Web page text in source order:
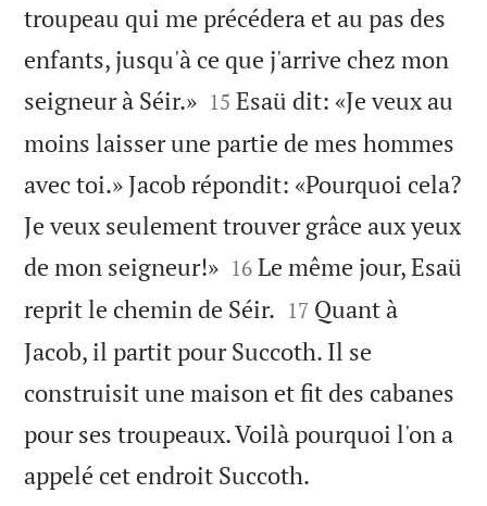
troupeau qui me précédera et au pas des
enfants, jusqu'à ce que j'arrive chez mon
seigneur à Séir.»
15 Esaü dit: «Je veux au
moins laisser une partie de mes hommes
avec toi.» Jacob répondit: «Pourquoi cela?
Je veux seulement trouver grâce aux yeux
de mon seigneur!»
16 Le même jour, Esaü
reprit le chemin de Séir. 

17 Quant à
Jacob, il partit pour Succoth. Il se
construisit une maison et fit des cabanes
pour ses troupeaux. Voilà pourquoi l'on a
appelé cet endroit Succoth.